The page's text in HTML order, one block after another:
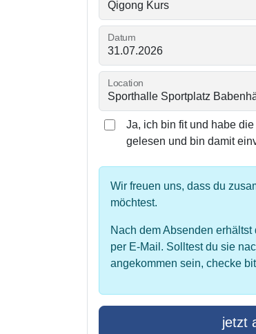
Datum
Location
Ja, ich bin fit und habe die
gelesen und bin damit
Wir freuen uns, dass du
möchtest.
Nach dem Absenden
per E-Mail. Solltest du sie
angekommen sein, checke
jetzt